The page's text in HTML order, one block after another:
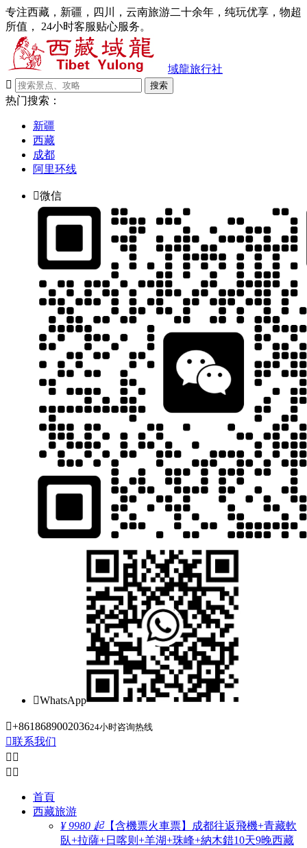
专注西藏，新疆，四川，云南旅游二十余年，纯玩优享，物超
所值， 24小时客服贴心服务。
域龍旅行社

搜索
热门搜索：
新疆
西藏
成都
阿里环线
微信
WhatsApp
+861868900203624小时咨询热线
联系我们
 
 
首頁
西藏旅游
¥ 9980 起【含機票火車票】成都往返飛機+青藏軟
臥+拉薩+日喀则+羊湖+珠峰+納木錯10天9晚西藏